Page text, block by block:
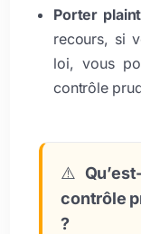
Porter
recours, si
loi, vous
contrôle
⚠️
contrôle
?